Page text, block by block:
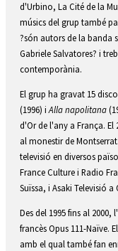
d'Urbino, La Cité de la
músics del grup també
?són autors de la banda
Gabriele Salvatores? i
contemporània.
El grup ha gravat 15
(1996) iAlla napolitana
d'Or de l'any a França. El
al monestir de
televisió en diversos
France Culture i Radio
Suïssa, i Asaki Televisió
Des del 1995 fins al
francès Opus 111-Naïve.
amb el qual també fan